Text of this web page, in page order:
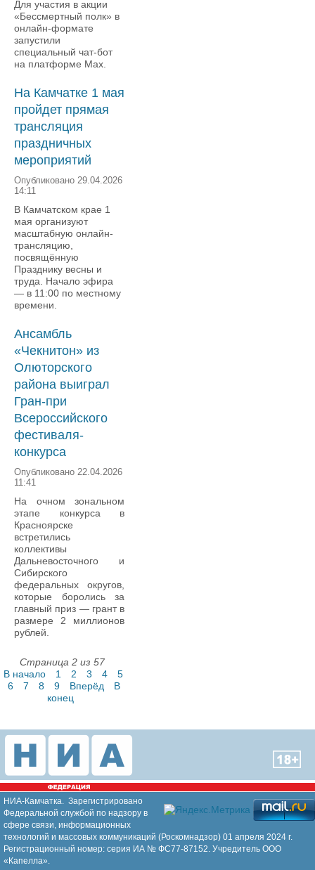
Для участия в акции
«Бессмертный полк» в
онлайн-формате
запустили
специальный чат-бот
на платформе Мах.
На Камчатке 1 мая
пройдет прямая
трансляция
праздничных
мероприятий
Опубликовано 29.04.2026
14:11
В Камчатском крае 1
мая организуют
масштабную онлайн-
трансляцию,
посвящённую
Празднику весны и
труда. Начало эфира
— в 11:00 по местному
времени.
Ансамбль
«Чекнитон» из
Олюторского
района выиграл
Гран-при
Всероссийского
фестиваля-
конкурса
Опубликовано 22.04.2026
11:41
На очном зональном
этапе конкурса в
Красноярске
встретились
коллективы
Дальневосточного и
Сибирского
федеральных округов,
которые боролись за
главный приз — грант в
размере 2 миллионов
рублей.
Страница 2 из 57
В начало
1 2 3 4
5
6
7 8 9 Вперёд
В
конец
НИА-Камчатка. Зарегистрировано
Федеральной службой по надзору в
сфере связи, информационных
технологий и массовых коммуникаций (Роскомнадзор) 01 апреля 2024 г.
Регистрационный номер: серия ИА № ФС77-87152. Учредитель ООО
«Капелла».